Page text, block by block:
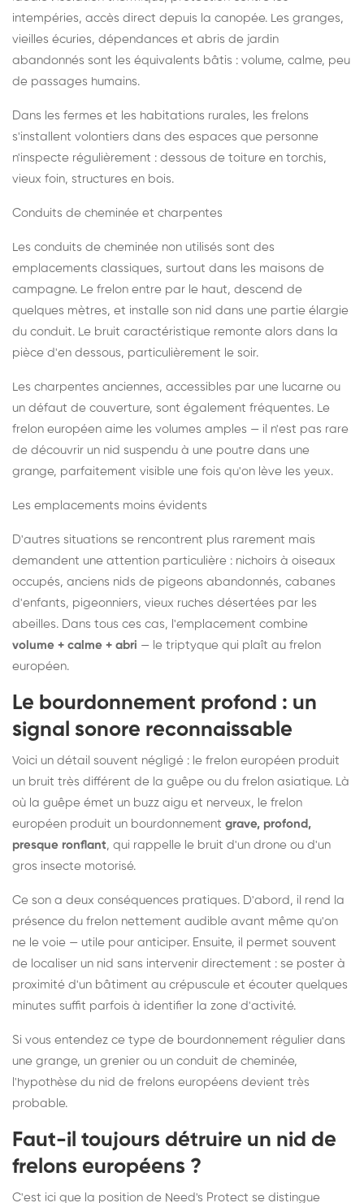
intempéries, accès direct depuis la canopée. Les granges,
vieilles écuries, dépendances et abris de jardin
abandonnés sont les équivalents bâtis : volume, calme, peu
de passages humains.
Dans les fermes et les habitations rurales, les frelons
s'installent volontiers dans des espaces que personne
n'inspecte régulièrement : dessous de toiture en torchis,
vieux foin, structures en bois.
Conduits de cheminée et charpentes
Les conduits de cheminée non utilisés sont des
emplacements classiques, surtout dans les maisons de
campagne. Le frelon entre par le haut, descend de
quelques mètres, et installe son nid dans une partie élargie
du conduit. Le bruit caractéristique remonte alors dans la
pièce d'en dessous, particulièrement le soir.
Les charpentes anciennes, accessibles par une lucarne ou
un défaut de couverture, sont également fréquentes. Le
frelon européen aime les volumes amples — il n'est pas rare
de découvrir un nid suspendu à une poutre dans une
grange, parfaitement visible une fois qu'on lève les yeux.
Les emplacements moins évidents
D'autres situations se rencontrent plus rarement mais
demandent une attention particulière : nichoirs à oiseaux
occupés, anciens nids de pigeons abandonnés, cabanes
d'enfants, pigeonniers, vieux ruches désertées par les
abeilles. Dans tous ces cas, l'emplacement combine
volume + calme + abri — le triptyque qui plaît au frelon
européen.
Le bourdonnement profond : un
signal sonore reconnaissable
Voici un détail souvent négligé : le frelon européen produit
un bruit très différent de la guêpe ou du frelon asiatique. Là
où la guêpe émet un buzz aigu et nerveux, le frelon
européen produit un bourdonnement grave, profond,
presque ronflant, qui rappelle le bruit d'un drone ou d'un
gros insecte motorisé.
Ce son a deux conséquences pratiques. D'abord, il rend la
présence du frelon nettement audible avant même qu'on
ne le voie — utile pour anticiper. Ensuite, il permet souvent
de localiser un nid sans intervenir directement : se poster à
proximité d'un bâtiment au crépuscule et écouter quelques
minutes suffit parfois à identifier la zone d'activité.
Si vous entendez ce type de bourdonnement régulier dans
une grange, un grenier ou un conduit de cheminée,
l'hypothèse du nid de frelons européens devient très
probable.
Faut-il toujours détruire un nid de
frelons européens ?
C'est ici que la position de Need's Protect se distingue